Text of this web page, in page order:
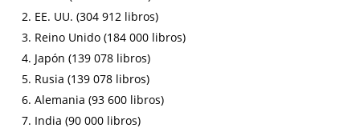
2. EE. UU. (304 912 libros)
3. Reino Unido (184 000 libros)
4. Japón (139 078 libros)
5. Rusia (139 078 libros)
6. Alemania (93 600 libros)
7. India (90 000 libros)